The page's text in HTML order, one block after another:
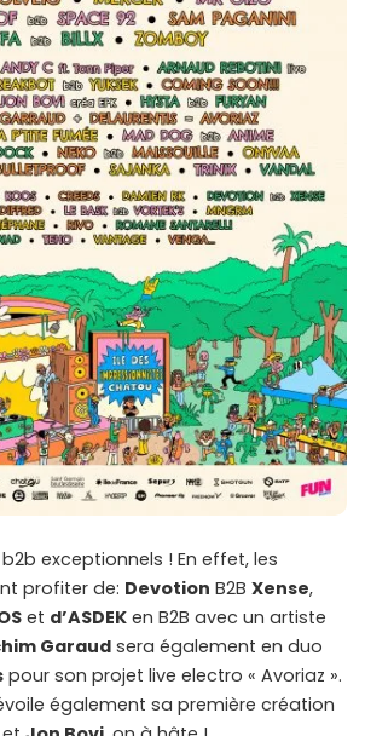
exceptionnels ! En effet, les
profiter de: Devotion B2B Xense,
et d’ASDEK en B2B avec un artiste
Garaud sera également en duo
pour son projet live electro « Avoriaz ».
également sa première création